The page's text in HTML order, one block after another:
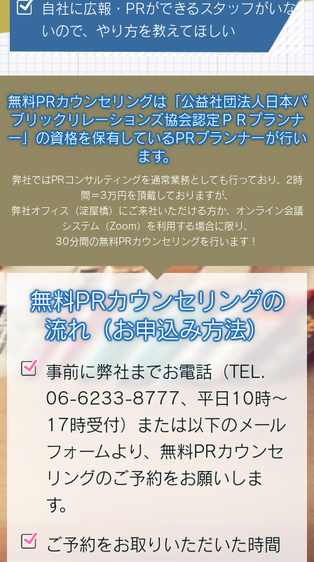
自社に広報・PRができるスタッフがいな
いので、やり方を教えてほしい
無料PRカウンセリングは「公益社団法人日本パ
ブリックリレーションズ協会認定ＰＲプランナ
ー」の資格を保有しているPRプランナーが行い
ます。
弊社ではPRコンサルティングを通常業務としても行っており、2時
間＝3万円を頂戴しておりますが、
弊社オフィス（淀屋橋）にご来社いただける方か、オンライン会議
システム（Zoom）を利用する場合に限り、
30分間の無料PRカウンセリングを行います！
無料PRカウンセリングの
流れ（お申込み方法）
事前に弊社までお電話（TEL.
06-6233-8777、平日10時～
17時受付）または以下のメール
フォームより、無料PRカウンセ
リングのご予約をお願いしま
す。
ご予約をお取りいただいた時間